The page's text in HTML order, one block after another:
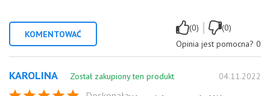
KOMENTOWAĆ
(0) |
(0)
Opinia jest pomocna? 0
KAROLINA Został zakupiony ten produkt 04.11.2022